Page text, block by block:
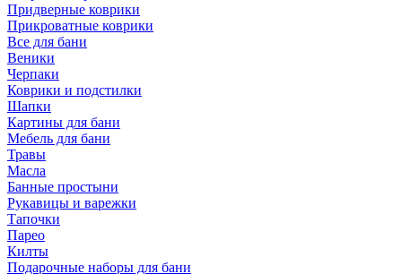
Придверные коврики
Прикроватные коврики
Все для бани
Веники
Черпаки
Коврики и подстилки
Шапки
Картины для бани
Мебель для бани
Травы
Масла
Банные простыни
Рукавицы и варежки
Тапочки
Парео
Килты
Подарочные наборы для бани